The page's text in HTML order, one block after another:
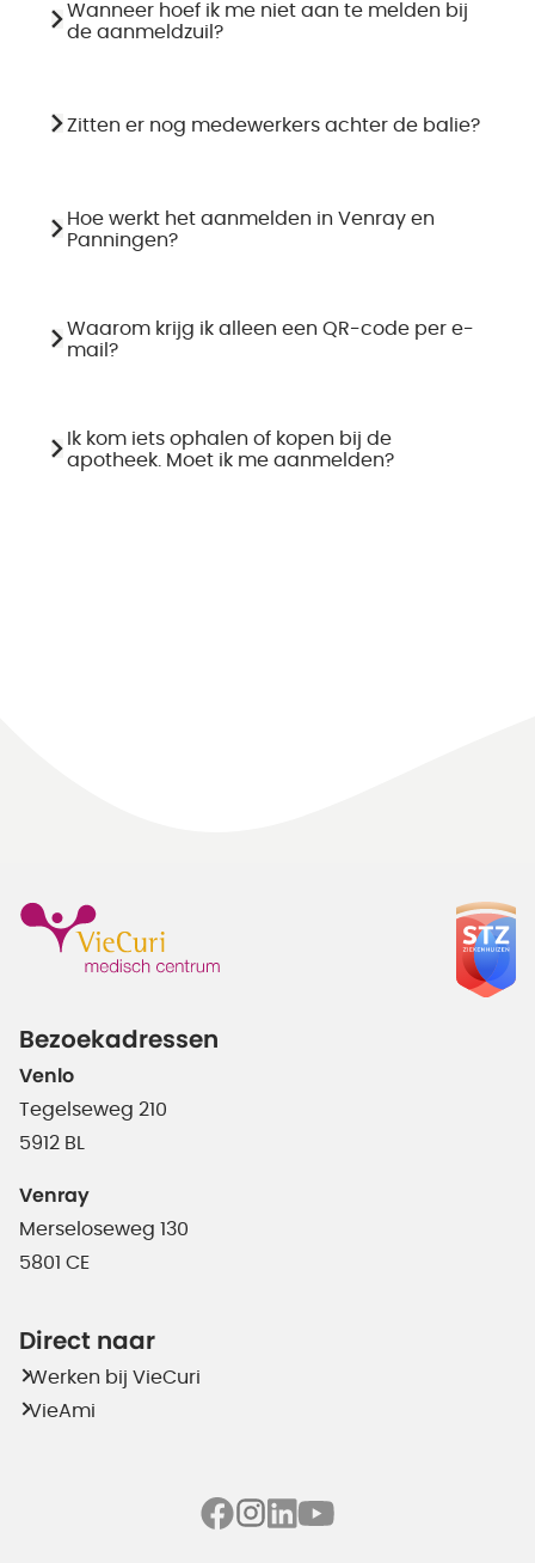
Wanneer hoef ik me niet aan te melden bij
de aanmeldzuil?
Zitten er nog medewerkers achter de balie?
Hoe werkt het aanmelden in Venray en
Panningen?
Waarom krijg ik alleen een QR-code per e-
mail?
Ik kom iets ophalen of kopen bij de
apotheek. Moet ik me aanmelden?
Bezoekadressen
Venlo
Tegelseweg 210
5912 BL
Venray
Merseloseweg 130
5801 CE
Direct naar
Werken bij VieCuri
VieAmi